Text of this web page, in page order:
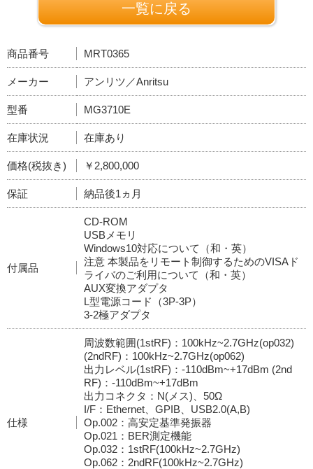
一覧に戻る
商品番号 MRT0365
メーカー アンリツ／Anritsu
型番 MG3710E
在庫状況 在庫あり
価格(税抜き) ￥2,800,000
保証 納品後1ヵ月
付属品
CD-ROM
USBメモリ
Windows10対応について（和・英）
注意 本製品をリモート制御するためのVISAド
ライバのご利用について（和・英）
AUX変換アダプタ
L型電源コード（3P-3P）
3-2極アダプタ
仕様
周波数範囲(1stRF)：100kHz~2.7GHz(op032)
(2ndRF)：100kHz~2.7GHz(op062)
出力レベル(1stRF)：-110dBm~+17dBm (2nd
RF)：-110dBm~+17dBm
出力コネクタ：N(メス)、50Ω
I/F：Ethernet、GPIB、USB2.0(A,B)
Op.002：高安定基準発振器
Op.021：BER測定機能
Op.032：1stRF(100kHz~2.7GHz)
Op.062：2ndRF(100kHz~2.7GHz)